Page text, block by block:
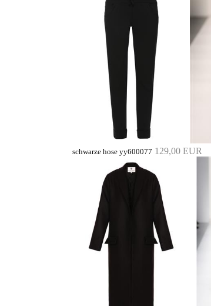
schwarze hose yy600077 129,00 EUR